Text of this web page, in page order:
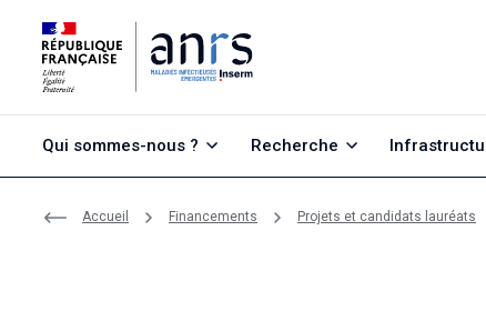
Qui sommes-nous ? Recherche
Accueil Financements Projets et candidats lauréats